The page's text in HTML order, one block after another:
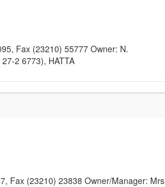
Fax (23210) 55777 Owner: N.
2 6773), HATTA
Fax (23210) 23838 Owner/Manager: Mrs